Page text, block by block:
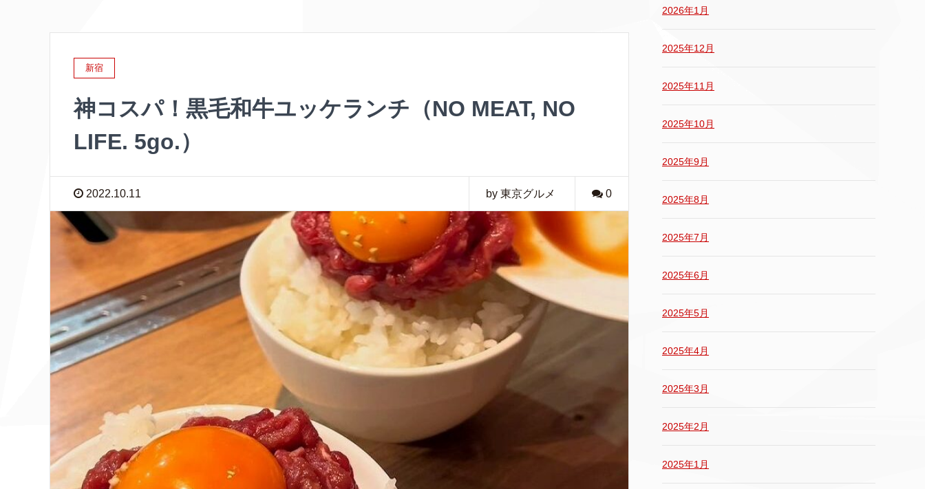
新宿
神コスパ！黒毛和牛ユッケランチ（NO MEAT, NO
LIFE. 5go.）
2022.10.11 by 東京グルメ 0
2026年1月
2025年12月
2025年11月
2025年10月
2025年9月
2025年8月
2025年7月
2025年6月
2025年5月
2025年4月
2025年3月
2025年2月
2025年1月